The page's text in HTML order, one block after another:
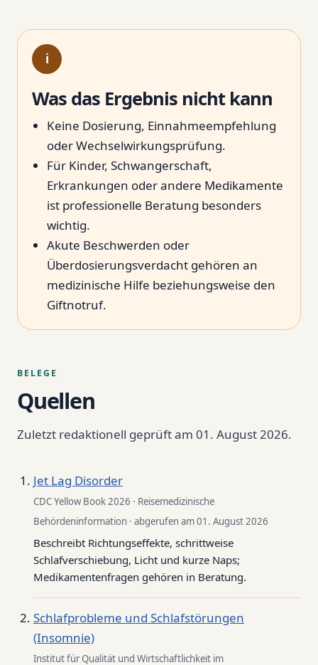
i
Was das Ergebnis nicht kann
Keine Dosierung, Einnahmeempfehlung
oder Wechselwirkungsprüfung.
Für Kinder, Schwangerschaft,
Erkrankungen oder andere Medikamente
ist professionelle Beratung besonders
wichtig.
Akute Beschwerden oder
Überdosierungsverdacht gehören an
medizinische Hilfe beziehungsweise den
Giftnotruf.
BELEGE
Quellen
Zuletzt redaktionell geprüft am 01. August 2026.
Jet Lag Disorder
CDC Yellow Book 2026 · Reisemedizinische
Behördeninformation · abgerufen am 01. August 2026
Beschreibt Richtungseffekte, schrittweise
Schlafverschiebung, Licht und kurze Naps;
Medikamentenfragen gehören in Beratung.
Schlafprobleme und Schlafstörungen
(Insomnie)
Institut für Qualität und Wirtschaftlichkeit im